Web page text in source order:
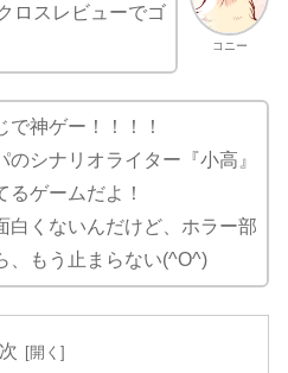
コニー
ロスレビューでゴ
で神ゲー！！！！
のシナリオライター『小高』
るゲームだよ！
白くないんだけど、ホラー部
、もう止まらない(^O^)